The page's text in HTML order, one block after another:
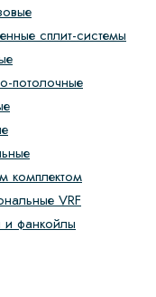
сплит-системы
потолочные
комплектом
VRF
фанкойлы